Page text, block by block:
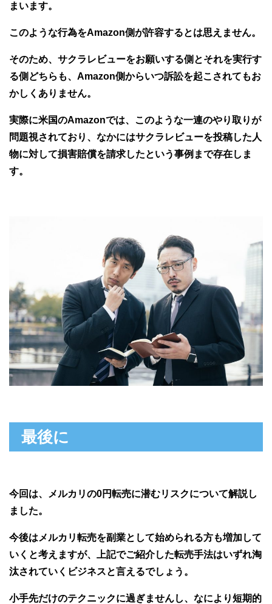
まいます。
このような行為をAmazon側が許容するとは思えません。
そのため、サクラレビューをお願いする側とそれを実行す
る側どちらも、Amazon側からいつ訴訟を起こされてもお
かしくありません。
実際に米国のAmazonでは、このような一連のやり取りが
問題視されており、なかにはサクラレビューを投稿した人
物に対して損害賠償を請求したという事例まで存在しま
す。
最後に
今回は、メルカリの0円転売に潜むリスクについて解説し
ました。
今後はメルカリ転売を副業として始められる方も増加して
いくと考えますが、上記でご紹介した転売手法はいずれ淘
汰されていくビジネスと言えるでしょう。
小手先だけのテクニックに過ぎませんし、なにより短期的